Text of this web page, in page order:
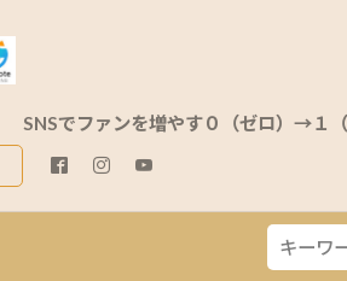
SNSでファンを増やす０（ゼロ）→１